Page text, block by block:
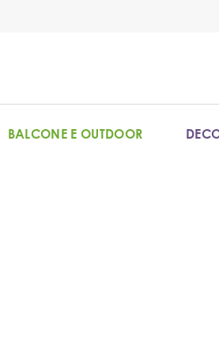
BALCONE E OUTDOOR